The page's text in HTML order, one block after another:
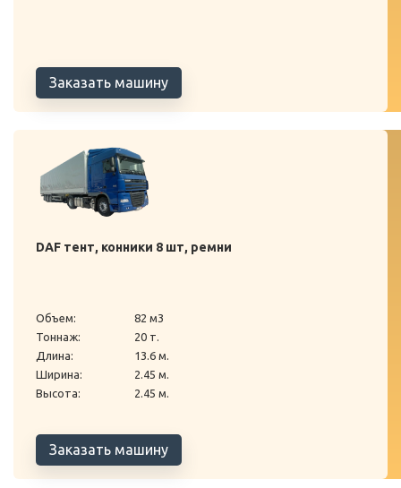
Заказать машину
DAF тент, конники 8 шт, ремни
Объем:
82 м3
Тоннаж:
20 т.
Длина:
13.6 м.
Ширина:
2.45 м.
Высота:
2.45 м.
Заказать машину